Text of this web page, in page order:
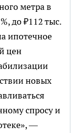
метра в
до ₽112 тыс.
ипотечное
цен
новых
спросу и
—